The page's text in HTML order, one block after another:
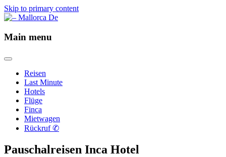
Skip to primary content
– Mallorca De
Main menu
Reisen
Last Minute
Hotels
Flüge
Finca
Mietwagen
Rückruf ✆
Pauschalreisen Inca Hotel